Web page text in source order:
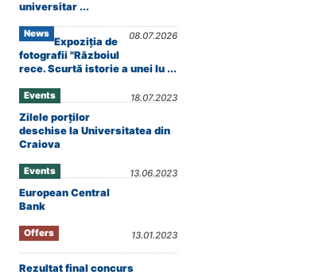
universitar ...
News 08.07.2026
Expoziția de
fotografii "Războiul
rece. Scurtă istorie a unei lu ...
Events 18.07.2023
Zilele porților
deschise la Universitatea din
Craiova
Events 13.06.2023
European Central
Bank
Offers 13.01.2023
Rezultat final concurs